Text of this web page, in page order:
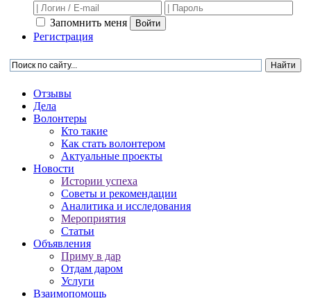
Запомнить меня Войти
Регистрация
Отзывы
Дела
Волонтеры
Кто такие
Как стать волонтером
Актуальные проекты
Новости
Истории успеха
Советы и рекомендации
Аналитика и исследования
Мероприятия
Статьи
Объявления
Приму в дар
Отдам даром
Услуги
Взаимопомощь